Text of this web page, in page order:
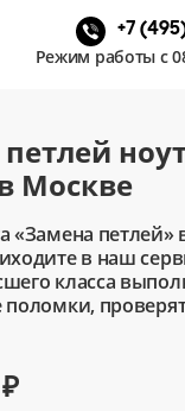
+7
Режим работы с
Москве
«Замена
в наш
класса
поломки,